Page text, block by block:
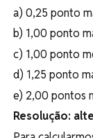
a) 0,25 ponto
b) 1,00 ponto
c) 1,00 ponto
d) 1,25 ponto
e) 2,00 pontos
Resolução: